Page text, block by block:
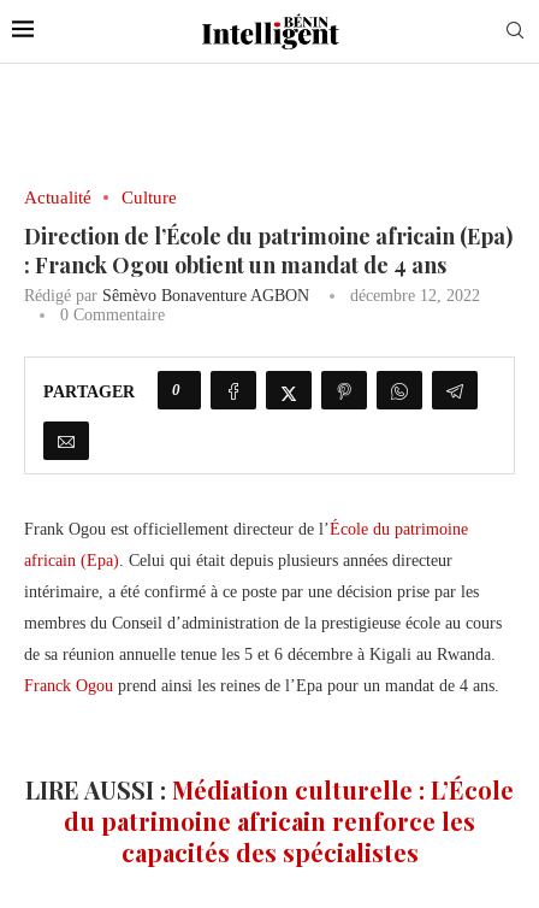
Actualité Culture
Direction de l’École du patrimoine africain (Epa)
: Franck Ogou obtient un mandat de 4 ans
Rédigé par Sêmèvo Bonaventure AGBON
décembre 12, 2022
0 Commentaire
PARTAGER 0
Frank Ogou est officiellement directeur de l’École du patrimoine
africain (Epa). Celui qui était depuis plusieurs années directeur
intérimaire, a été confirmé à ce poste par une décision prise par les
membres du Conseil d’administration de la prestigieuse école au cours
de sa réunion annuelle tenue les 5 et 6 décembre à Kigali au Rwanda.
Franck Ogou prend ainsi les reines de l’Epa pour un mandat de 4 ans.
LIRE AUSSI : Médiation culturelle : L’École
du patrimoine africain renforce les
capacités des spécialistes